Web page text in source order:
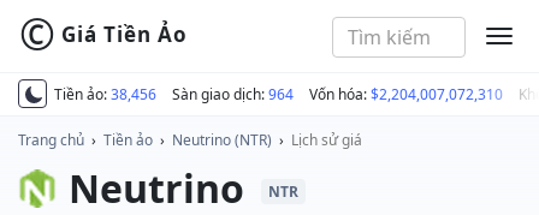
Tiền ảo:38,456 Sàn giao dịch:964 Vốn hóa:$2,204,007,072,310
© Giá Tiền Ảo
Trang chủ › Tiền ảo › Neutrino (NTR) › Lịch sử giá
Neutrino NTR